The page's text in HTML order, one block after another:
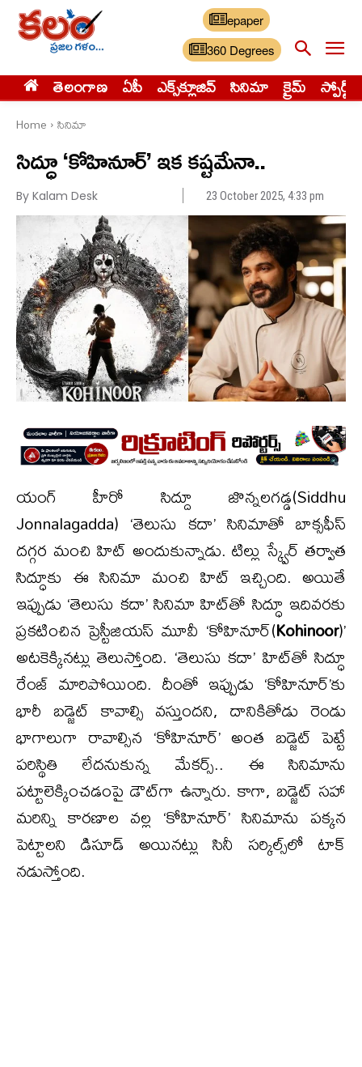
epaper
360 Degrees
తెలంగాణ ఏపీ ఎక్స్‌క్లూజివ్‌ సినిమా క్రైమ్ స్పోర్ట్స్
Home సినిమా
సిద్ధూ ‘కోహినూర్’ ఇక కష్టమేనా..
By Kalam Desk 23 October 2025, 4:33 pm
యంగ్ హీరో సిద్దూ జొన్నలగడ్డ(Siddhu
Jonnalagadda) ‘తెలుసు కదా’ సినిమాతో బాక్సఫీస్
దగ్గర మంచి హిట్ అందుకున్నాడు. టిల్లు స్క్వేర్ తర్వాత
సిద్ధూకు ఈ సినిమా మంచి హిట్ ఇచ్చింది. అయితే
ఇప్పుడు ‘తెలుసు కదా’ సినిమా హిట్‌తో సిద్ధూ ఇదివరకు
ప్రకటించిన ప్రెస్టీజియస్‌ మూవీ ‘కోహినూర్(Kohinoor)’
అటకెక్కినట్లు తెలుస్తోంది. ‘తెలుసు కదా’ హిట్‌తో సిద్ధూ
రేంజ్ మారిపోయింది. దీంతో ఇప్పుడు ‘కోహినూర్’కు
భారీ బడ్జెట్ కావాల్సి వస్తుందని, దానికితోడు రెండు
భాగాలుగా రావాల్సిన ‘కోహినూర్’ అంత బడ్జెట్ పెట్టే
పరిస్థితి లేదనుకున్న మేకర్స్.. ఈ సినిమాను
పట్టాలెక్కించడంపై డౌట్‌గా ఉన్నారు. కాగా, బడ్జెట్ సహా
మరిన్ని కారణాల వల్ల ‘కోహినూర్’ సినిమాను పక్కన
పెట్టాలని డిసూడ్ అయినట్లు సినీ సర్కిల్స్‌లో టాక్
నడుస్తోంది.